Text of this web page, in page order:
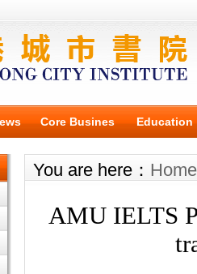
Core Busines Education
You are here： Home
AMU IELTS